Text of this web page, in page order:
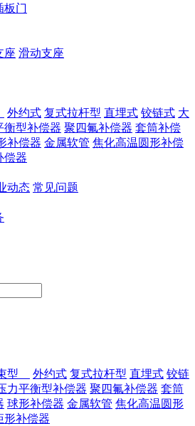
板门
座 滑动支座
外约式 复式拉杆型 直埋式 铰链式 大
衡型补偿器 聚四氟补偿器 套筒补偿
补偿器 金属软管 焦化高温圆形补偿
偿器
动态 常见问题
型 外约式 复式拉杆型 直埋式 铰链
力平衡型补偿器 聚四氟补偿器 套筒
球形补偿器 金属软管 焦化高温圆形
形补偿器